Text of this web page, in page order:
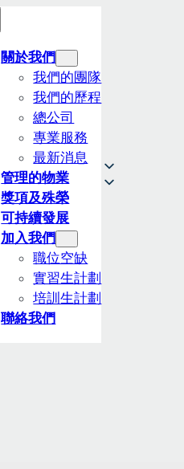
關於我們
我們的團隊
我們的歷程
總公司
專業服務
最新消息
管理的物業
獎項及殊榮
可持續發展
加入我們
職位空缺
實習生計劃
培訓生計劃
聯絡我們